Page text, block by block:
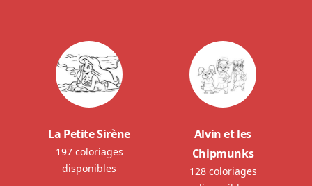
La Petite Sirène
197 coloriages
disponibles
Alvin et les
Chipmunks
128 coloriages